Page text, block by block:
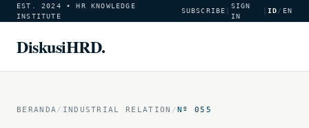
EST. 2024 • HR KNOWLEDGE
INSTITUTE
SUBSCRIBE
SIGN
IN
ID/ EN
DiskusiHRD.
BERANDA/ INDUSTRIAL RELATION /Nº 055